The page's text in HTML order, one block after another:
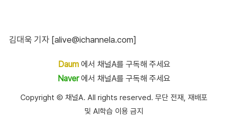
김대욱 기자 [alive@ichannela.com]
Daum에서 채널A를 구독해 주세요
Naver에서 채널A를 구독해 주세요
Copyright Ⓒ 채널A. All rights reserved. 무단 전재, 재배포
및 AI학습 이용 금지